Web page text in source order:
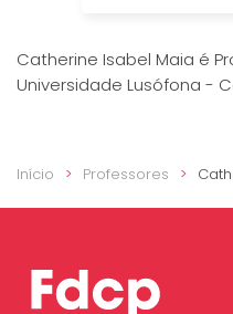
Catherine Isabel Maia é
Universidade Lusófona -
Início Professores